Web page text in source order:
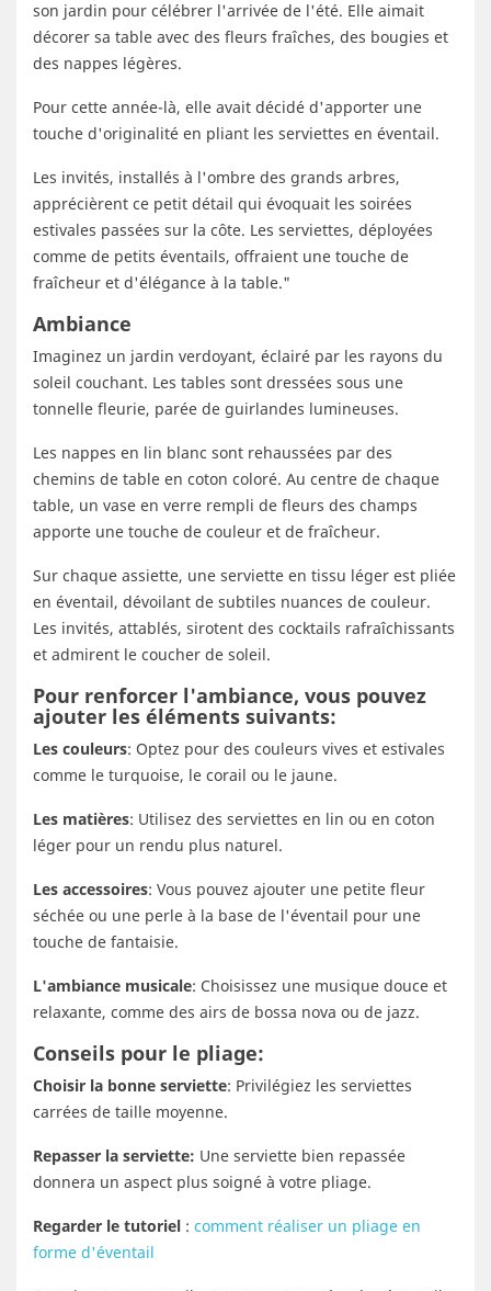
son jardin pour célébrer l'arrivée de l'été. Elle aimait
décorer sa table avec des fleurs fraîches, des bougies et
des nappes légères.
Pour cette année-là, elle avait décidé d'apporter une
touche d'originalité en pliant les serviettes en éventail.
Les invités, installés à l'ombre des grands arbres,
apprécièrent ce petit détail qui évoquait les soirées
estivales passées sur la côte. Les serviettes, déployées
comme de petits éventails, offraient une touche de
fraîcheur et d'élégance à la table."
Ambiance
Imaginez un jardin verdoyant, éclairé par les rayons du
soleil couchant. Les tables sont dressées sous une
tonnelle fleurie, parée de guirlandes lumineuses.
Les nappes en lin blanc sont rehaussées par des
chemins de table en coton coloré. Au centre de chaque
table, un vase en verre rempli de fleurs des champs
apporte une touche de couleur et de fraîcheur.
Sur chaque assiette, une serviette en tissu léger est pliée
en éventail, dévoilant de subtiles nuances de couleur.
Les invités, attablés, sirotent des cocktails rafraîchissants
et admirent le coucher de soleil.
Pour renforcer l'ambiance, vous pouvez
ajouter les éléments suivants:
Les couleurs: Optez pour des couleurs vives et estivales
comme le turquoise, le corail ou le jaune.
Les matières: Utilisez des serviettes en lin ou en coton
léger pour un rendu plus naturel.
Les accessoires: Vous pouvez ajouter une petite fleur
séchée ou une perle à la base de l'éventail pour une
touche de fantaisie.
L'ambiance musicale: Choisissez une musique douce et
relaxante, comme des airs de bossa nova ou de jazz.
Conseils pour le pliage:
Choisir la bonne serviette: Privilégiez les serviettes
carrées de taille moyenne.
Repasser la serviette: Une serviette bien repassée
donnera un aspect plus soigné à votre pliage.
Regarder le tutoriel : comment réaliser un pliage en
forme d'éventail